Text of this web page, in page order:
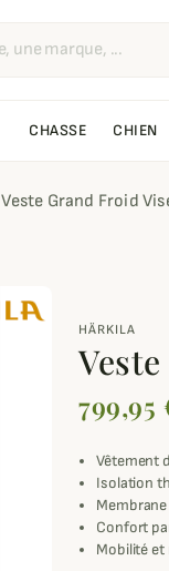
CHASSE CHIEN
Veste Grand Froid
HÄRKILA
799,95
Vêtement
Isolation
Membrane
Confort
Mobilité